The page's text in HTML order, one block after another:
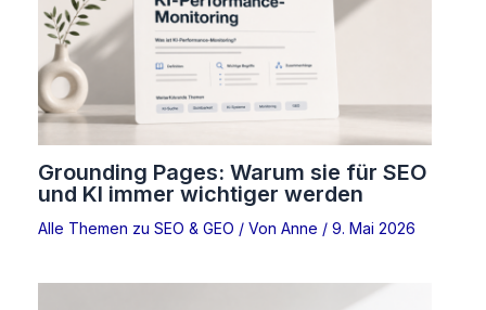
Grounding Pages: Warum sie für SEO
und KI immer wichtiger werden
Alle Themen zu SEO & GEO / Von Anne / 9. Mai 2026